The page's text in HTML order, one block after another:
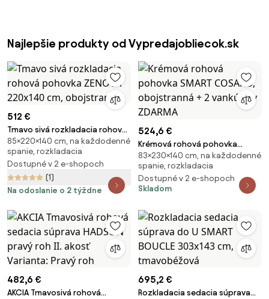
Najlepšie produkty od Vypredajobliecok.sk
512 €
Tmavo sivá rozkladacia rohová
pohovka ZENOVA 220x140 cm,
obojstranná
85×220×140 cm, na každodenné
spanie, rozkladacia
Dostupné v 2 e-shopoch
(1)
Na odoslanie o 2 týždne
524,6 €
Krémová rohová pohovka
SMART COSARO, obojstranná +
2 vankúšiky ZDARMA
83×230×140 cm, na každodenné
spanie, rozkladacia
Dostupné v 2 e-shopoch
Skladom
482,6 €
AKCIA Tmavosivá rohová
695,2 €
Rozkladacia sedacia súprava